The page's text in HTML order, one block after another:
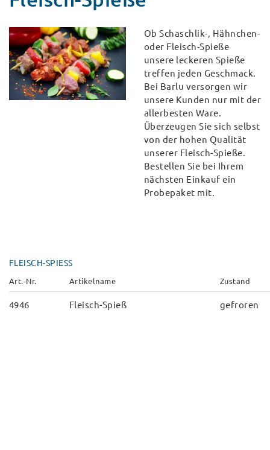
Ob Schaschlik-, Hähnchen-
oder Fleisch-Spieße
unsere leckeren Spieße
treffen jeden Geschmack.
Bei Barlu versorgen wir
unsere Kunden nur mit der
allerbesten Ware.
Überzeugen Sie sich selbst
von der hohen Qualität
unserer Fleisch-Spieße.
Bestellen Sie bei Ihrem
nächsten Einkauf ein
Probepaket mit.
FLEISCH-SPIESS
Art.-Nr. Artikelname Zustand
4946 Fleisch-Spieß gefroren